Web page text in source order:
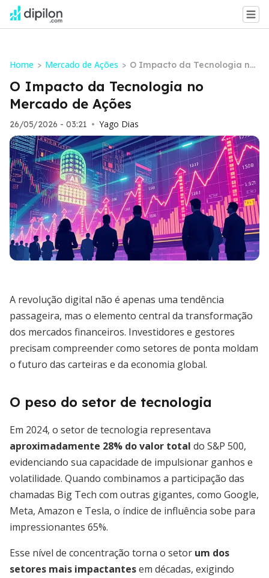
Home > Mercado de Ações > O Impacto da Tecnologia no
Mercado de Ações
O Impacto da Tecnologia no
Mercado de Ações
26/05/2026 - 03:21 • Yago Dias
A revolução digital não é apenas uma tendência
passageira, mas o elemento central da transformação
dos mercados financeiros. Investidores e gestores
precisam compreender como setores de ponta moldam
o futuro das carteiras e da economia global.
O peso do setor de tecnologia
Em 2024, o setor de tecnologia representava
aproximadamente 28% do valor total do S&P 500,
evidenciando sua capacidade de impulsionar ganhos e
volatilidade. Quando combinamos a participação das
chamadas Big Tech com outras gigantes, como Google,
Meta, Amazon e Tesla, o índice de influência sobe para
impressionantes 65%.
Esse nível de concentração torna o setor um dos
setores mais impactantesem décadas, exigindo